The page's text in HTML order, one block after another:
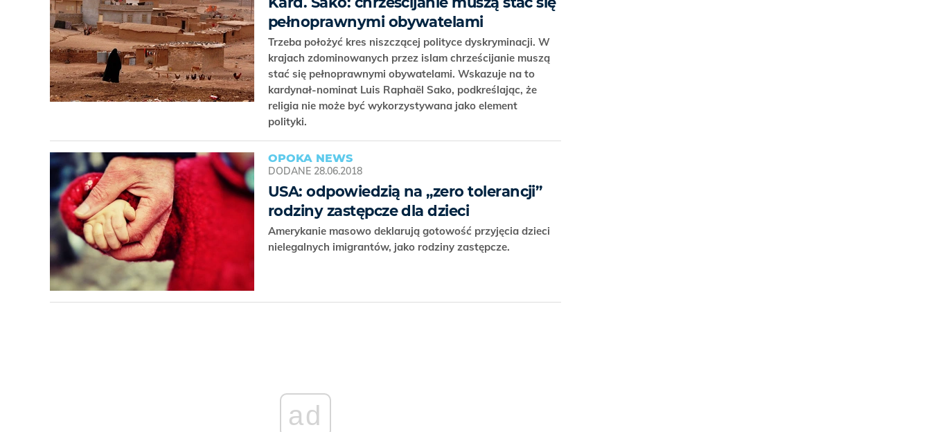
pełnoprawnymi obywatelami
Trzeba położyć kres niszczącej polityce dyskryminacji. W
krajach zdominowanych przez islam chrześcijanie muszą
stać się pełnoprawnymi obywatelami. Wskazuje na to
kardynał-nominat Luis Raphaël Sako, podkreślając, że
religia nie może być wykorzystywana jako element
polityki.
OPOKA NEWS
DODANE 28.06.2018
USA: odpowiedzią na „zero tolerancji”
rodziny zastępcze dla dzieci
Amerykanie masowo deklarują gotowość przyjęcia dzieci
nielegalnych imigrantów, jako rodziny zastępcze.
ad